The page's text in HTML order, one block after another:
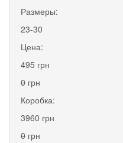
Размеры:
23-30
Цена:
495 грн
0 грн
Коробка:
3960 грн
0 грн